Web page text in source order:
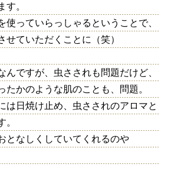
す。
使っていらっしゃるということで、
せていただくことに（笑）
んですが、虫さされも問題だけど、
たかのような肌のことも、問題。
は日焼け止め、虫さされのアロマと
。
となしくしていてくれるのや